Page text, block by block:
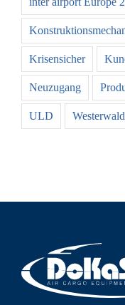
Krisensicher
Neuzugang
ULD Westerwald